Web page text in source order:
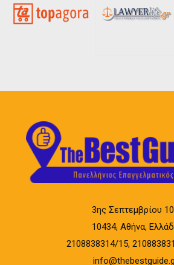
3ης Σεπτεμβρίου
10434, Αθήνα,
2108838314/15,